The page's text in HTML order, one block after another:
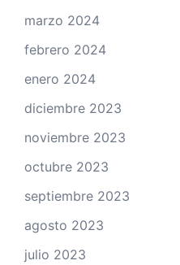
marzo 2024
febrero 2024
enero 2024
diciembre 2023
noviembre 2023
octubre 2023
septiembre 2023
agosto 2023
julio 2023